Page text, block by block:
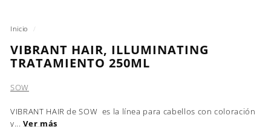
Inicio /
VIBRANT HAIR, ILLUMINATING
TRATAMIENTO 250ML
SOW
VIBRANT HAIR de SOW es la línea para cabellos con coloración
y... Ver más